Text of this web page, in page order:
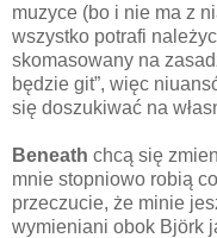
muzyce (bo i nie ma z
wszystko potrafi
skomasowany na
będzie git”, więc
się doszukiwać na
Beneath chcą się
mnie stopniowo robią
przeczucie, że minie
wymieniani obok Björk